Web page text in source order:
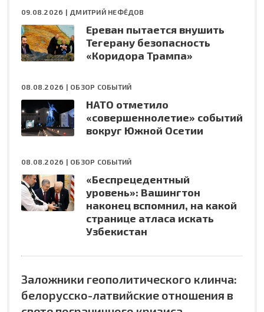
09.08.2026 | ДМИТРИЙ НЕФЁДОВ
Ереван пытается внушить
Тегерану безопасность
«Коридора Трампа»
08.08.2026 | ОБЗОР СОБЫТИЙ
НАТО отметило
«совершеннолетие» событий
вокруг Южной Осетии
08.08.2026 | ОБЗОР СОБЫТИЙ
«Беспрецедентный
уровень»: Вашингтон
наконец вспомнил, на какой
странице атласа искать
Узбекистан
Заложники геополитического клинча:
белорусско-латвийские отношения в